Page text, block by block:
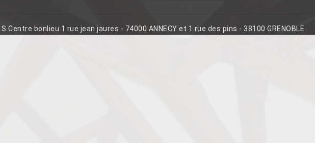
Centre bonlieu 1 rue jean jaures - 74000 ANNECY et 1 rue des pins - 38100 GRENOBLE